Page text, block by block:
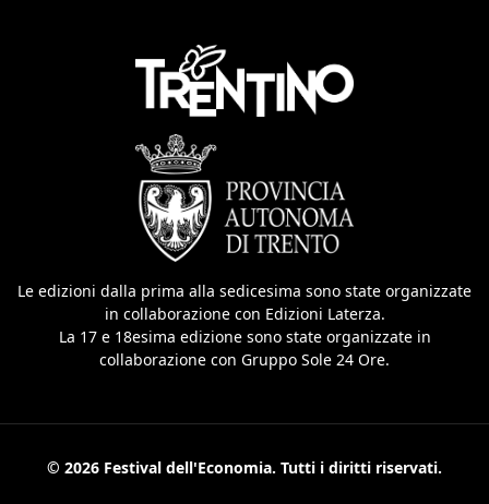
Le edizioni dalla prima alla sedicesima sono state organizzate
in collaborazione con Edizioni Laterza.
La 17 e 18esima edizione sono state organizzate in
collaborazione con Gruppo Sole 24 Ore.
© 2026 Festival dell'Economia. Tutti i diritti riservati.